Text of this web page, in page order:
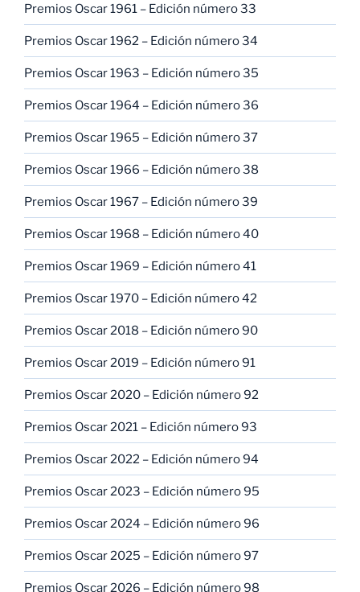
Premios Oscar 1961 – Edición número 33
Premios Oscar 1962 – Edición número 34
Premios Oscar 1963 – Edición número 35
Premios Oscar 1964 – Edición número 36
Premios Oscar 1965 – Edición número 37
Premios Oscar 1966 – Edición número 38
Premios Oscar 1967 – Edición número 39
Premios Oscar 1968 – Edición número 40
Premios Oscar 1969 – Edición número 41
Premios Oscar 1970 – Edición número 42
Premios Oscar 2018 – Edición número 90
Premios Oscar 2019 – Edición número 91
Premios Oscar 2020 – Edición número 92
Premios Oscar 2021 – Edición número 93
Premios Oscar 2022 – Edición número 94
Premios Oscar 2023 – Edición número 95
Premios Oscar 2024 – Edición número 96
Premios Oscar 2025 – Edición número 97
Premios Oscar 2026 – Edición número 98